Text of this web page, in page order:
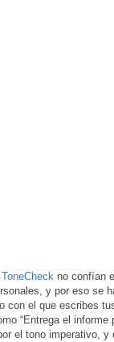
ToneCheck no confían
y por eso se
con el que escribes
“Entrega el
el tono imperativo,